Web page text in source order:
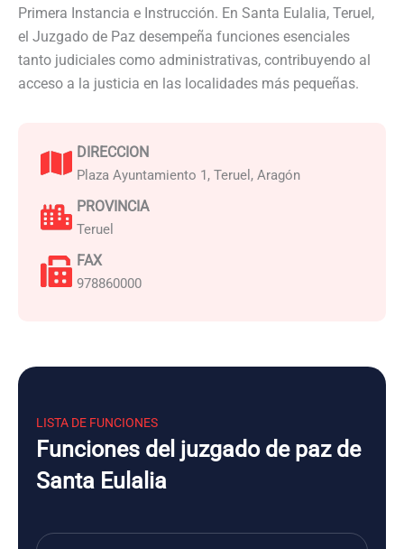
Primera Instancia e Instrucción. En Santa Eulalia, Teruel,
el Juzgado de Paz desempeña funciones esenciales
tanto judiciales como administrativas, contribuyendo al
acceso a la justicia en las localidades más pequeñas.
DIRECCION
Plaza Ayuntamiento 1, Teruel, Aragón
PROVINCIA
Teruel
FAX
978860000
LISTA DE FUNCIONES
Funciones del juzgado de paz de
Santa Eulalia